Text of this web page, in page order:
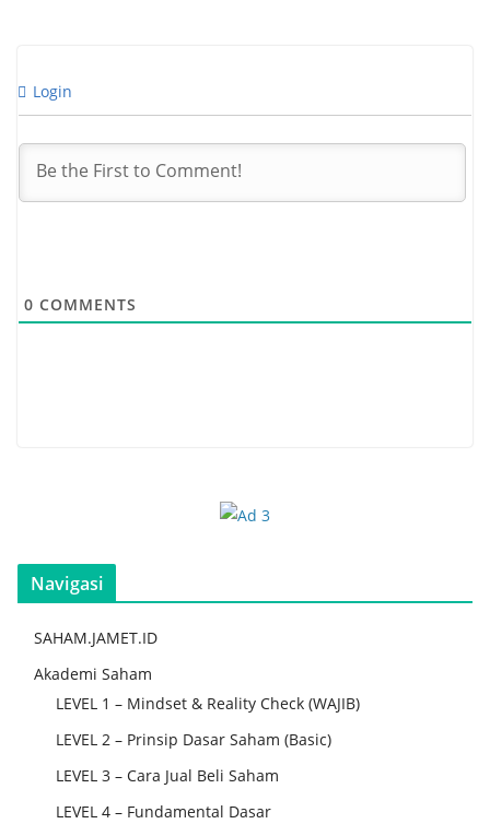
Login
0 COMMENTS
Navigasi
SAHAM.JAMET.ID
Akademi Saham
LEVEL 1 – Mindset & Reality Check (WAJIB)
LEVEL 2 – Prinsip Dasar Saham (Basic)
LEVEL 3 – Cara Jual Beli Saham
LEVEL 4 – Fundamental Dasar